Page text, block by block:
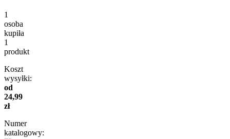
1
osoba
kupiła
1
produkt
Koszt
wysyłki:
od
24,99
zł
Numer
katalogowy: